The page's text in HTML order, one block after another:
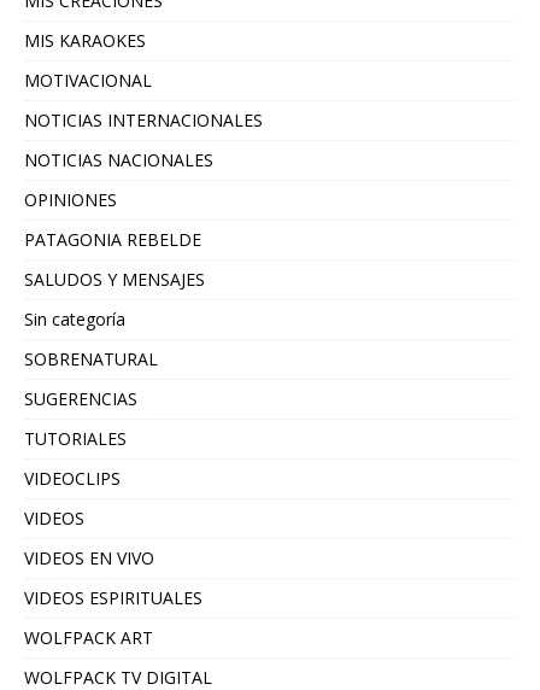
MIS KARAOKES
MOTIVACIONAL
NOTICIAS INTERNACIONALES
NOTICIAS NACIONALES
OPINIONES
PATAGONIA REBELDE
SALUDOS Y MENSAJES
Sin categoría
SOBRENATURAL
SUGERENCIAS
TUTORIALES
VIDEOCLIPS
VIDEOS
VIDEOS EN VIVO
VIDEOS ESPIRITUALES
WOLFPACK ART
WOLFPACK TV DIGITAL